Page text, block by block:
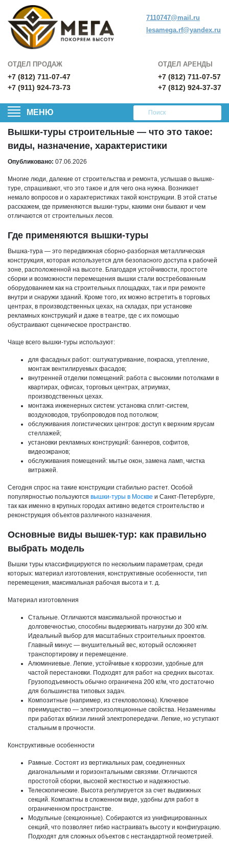
7110747@mail.ru
lesamega.rf@yandex.ru
ОТДЕЛ ПРОДАЖ
+7 (812) 711-07-47
+7 (911) 924-73-73
ОТДЕЛ АРЕНДЫ
+7 (812) 711-07-57
+7 (812) 924-37-37
МЕНЮ
Вышки-туры строительные — что это такое:
виды, назначение, характеристики
Опубликовано: 07.06.2026
Многие люди, далекие от строительства и ремонта, услышав о вышке-
туре, спрашивают, что это такое и для чего она нужна. Возникает
немало вопросов и о характеристиках такой конструкции. В этой статье
расскажем, где применяются вышки-туры, какими они бывают и чем
отличаются от строительных лесов.
Где применяются вышки-туры
Вышка-тура — это передвижная сборно-разборная металлическая
конструкция, которая используется для безопасного доступа к рабочей
зоне, расположенной на высоте. Благодаря устойчивости, простоте
сборки и возможности перемещения вышки стали востребованным
оборудованием как на строительных площадках, так и при ремонте
внутри и снаружи зданий. Кроме того, их можно встретить в торговых
центрах, в производственных цехах, на складах, при установке
рекламных конструкций и даже в театре, где с их помощью
обустраивают сценическое пространство.
Чаще всего вышки-туры используют:
для фасадных работ: оштукатуривание, покраска, утепление,
монтаж вентилируемых фасадов;
внутренней отделки помещений: работа с высокими потолками в
квартирах, офисах, торговых центрах, атриумах,
производственных цехах.
монтажа инженерных систем: установка сплит-систем,
воздуховодов, трубопроводов под потолком;
обслуживания логистических центров: доступ к верхним ярусам
стеллажей;
установки рекламных конструкций: баннеров, софитов,
видеоэкранов;
обслуживания помещений: мытье окон, замена ламп, чистка
витражей.
Сегодня спрос на такие конструкции стабильно растет. Особой
популярностью пользуются вышки-туры в Москве и Санкт-Петербурге,
так как именно в крупных городах активно ведется строительство и
реконструкция объектов различного назначения.
Основные виды вышек-тур: как правильно
выбрать модель
Вышки туры классифицируются по нескольким параметрам, среди
которых: материал изготовления, конструктивные особенности, тип
перемещения, максимальная рабочая высота и т. д.
Материал изготовления
Стальные. Отличаются максимальной прочностью и
долговечностью, способны выдерживать нагрузки до 300 кг/м.
Идеальный выбор для масштабных строительных проектов.
Главный минус — внушительный вес, который осложняет
транспортировку и перемещение.
Алюминиевые. Легкие, устойчивые к коррозии, удобные для
частой перестановки. Подходят для работ на средних высотах.
Грузоподъемность обычно ограничена 200 кг/м, что достаточно
для большинства типовых задач.
Композитные (например, из стекловолокна). Ключевое
преимущество — электроизоляционные свойства. Незаменимы
при работах вблизи линий электропередачи. Легкие, но уступают
стальным в прочности.
Конструктивные особенности
Рамные. Состоят из вертикальных рам, соединенных
диагональными и горизонтальными связями. Отличаются
простотой сборки, высокой жесткостью и надежностью.
Телескопические. Высота регулируется за счет выдвижных
секций. Компактны в сложенном виде, удобны для работ в
ограниченном пространстве.
Модульные (секционные). Собираются из унифицированных
секций, что позволяет гибко настраивать высоту и конфигурацию.
Подходят для сложных объектов с нестандартной геометрией.